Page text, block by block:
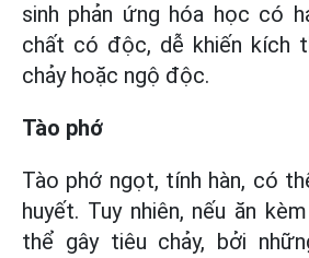
sinh phản ứng hóa học có
chất có độc, dễ khiến kích
chảy hoặc ngộ độc.
Tào phớ
Tào phớ ngọt, tính hàn, có
huyết. Tuy nhiên, nếu ăn
thể gây tiêu chảy, bởi